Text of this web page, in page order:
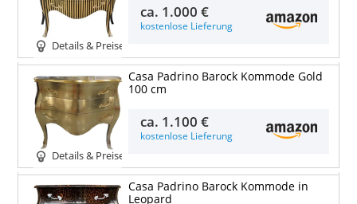
Details & Preise
ca. 1.000 €
kostenlose Lieferung
Details & Preise
Casa Padrino Barock Kommode Gold
100 cm
ca. 1.100 €
kostenlose Lieferung
Casa Padrino Barock Kommode in
Leopard